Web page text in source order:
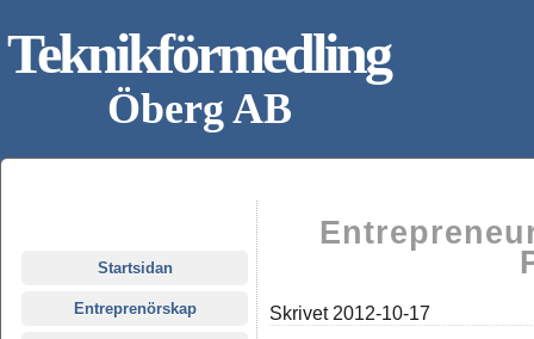
Teknikförmedling
Öberg AB
Startsidan
Entreprenörskap Skrivet 2012-10-17